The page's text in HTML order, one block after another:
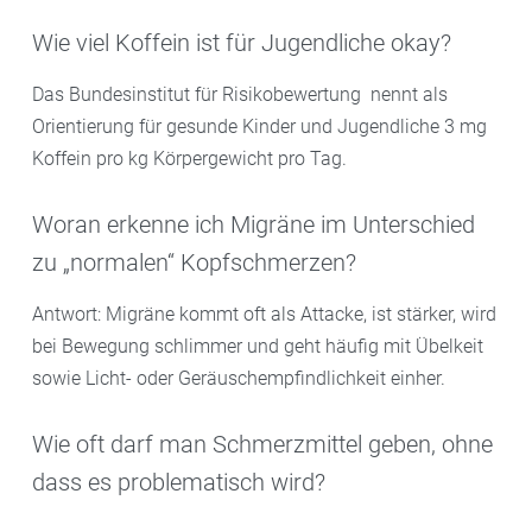
Wie viel Koffein ist für Jugendliche okay?
Das Bundesinstitut für Risikobewertung nennt als
Orientierung für gesunde Kinder und Jugendliche 3 mg
Koffein pro kg Körpergewicht pro Tag.
Woran erkenne ich Migräne im Unterschied
zu „normalen“ Kopfschmerzen?
Antwort: Migräne kommt oft als Attacke, ist stärker, wird
bei Bewegung schlimmer und geht häufig mit Übelkeit
sowie Licht- oder Geräuschempfindlichkeit einher.
Wie oft darf man Schmerzmittel geben, ohne
dass es problematisch wird?